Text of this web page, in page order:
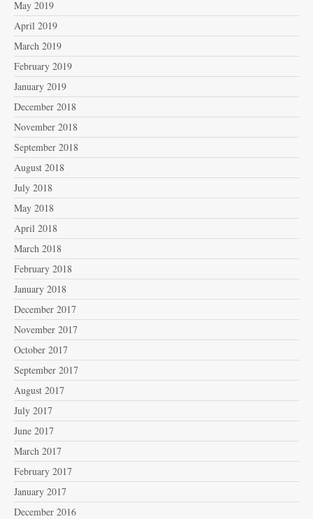
May 2019
April 2019
March 2019
February 2019
January 2019
December 2018
November 2018
September 2018
August 2018
July 2018
May 2018
April 2018
March 2018
February 2018
January 2018
December 2017
November 2017
October 2017
September 2017
August 2017
July 2017
June 2017
March 2017
February 2017
January 2017
December 2016